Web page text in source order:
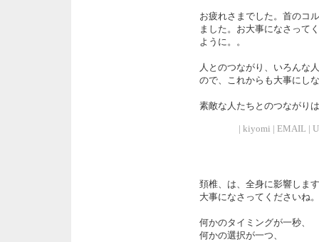
お疲れさまでした。首のコ
ました。お大事になさって
ように。。
人とのつながり、いろんな
ので、これからも大事にし
素敵な人たちとのつながり
| kiyomi | EMAIL |
頚椎、は、全身に影響しま
大事になさってくださいね。
何かのタイミングが一秒、
何かの選択が一つ、